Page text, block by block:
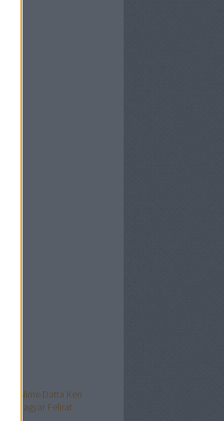
Slime Datta Ken
Magyar Felirat